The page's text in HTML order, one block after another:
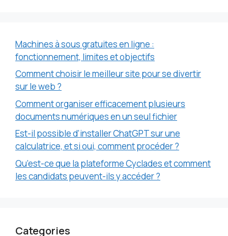
Machines à sous gratuites en ligne :
fonctionnement, limites et objectifs
Comment choisir le meilleur site pour se divertir
sur le web ?
Comment organiser efficacement plusieurs
documents numériques en un seul fichier
Est-il possible d’installer ChatGPT sur une
calculatrice, et si oui, comment procéder ?
Qu’est-ce que la plateforme Cyclades et comment
les candidats peuvent-ils y accéder ?
Categories